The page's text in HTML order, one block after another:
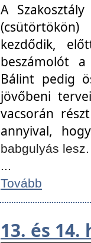
A
kezdődik,
beszámolót
Bálint pedig
jövőbeni
vacsorán
annyival,
babgulyás
...
Tovább
13. és